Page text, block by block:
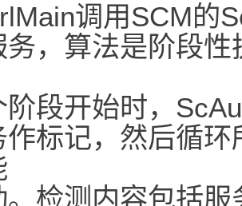
调用SCM的
务，算法是阶段
阶段开始时，
作标记，然后循
。检测内容包括